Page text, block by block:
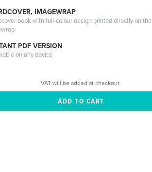
IMAGEWRAP
book with full-colour design printed directly on the
PDF VERSION
on any device
VAT will be added at checkout.